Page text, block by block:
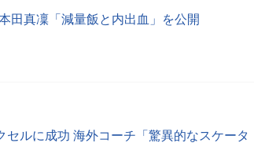
田真凜「減量飯と内出血」を公開
セルに成功 海外コーチ「驚異的なスケータ